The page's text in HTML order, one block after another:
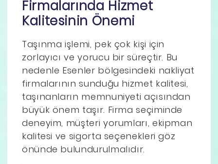
Firmalarında Hizmet
Kalitesinin Önemi
Taşınma işlemi, pek çok kişi için
zorlayıcı ve yorucu bir süreçtir. Bu
nedenle Esenler bölgesindeki nakliyat
firmalarının sunduğu hizmet kalitesi,
taşınanların memnuniyeti açısından
büyük önem taşır. Firma seçiminde
deneyim, müşteri yorumları, ekipman
kalitesi ve sigorta seçenekleri göz
önünde bulundurulmalıdır.